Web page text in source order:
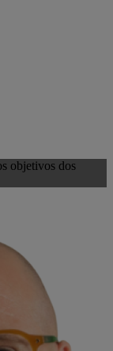
objetivos dos